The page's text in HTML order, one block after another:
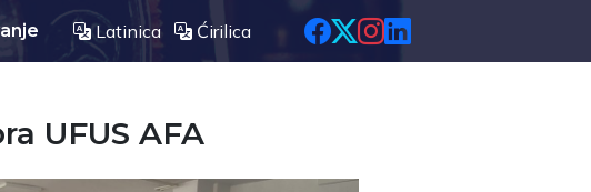
Latinica Ćirilica
UFUS AFA